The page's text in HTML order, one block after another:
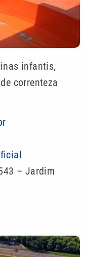
infantis,
correnteza
– Jardim